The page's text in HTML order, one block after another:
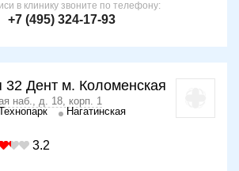
в клинику звоните по телефону:
+7 (495) 324-17-93
32 Дент м. Коломенская
наб., д. 18, корп. 1
Нагатинская
3.2